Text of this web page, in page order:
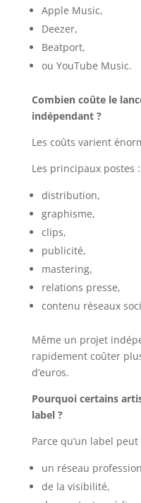
Apple Music,
Deezer,
Beatport,
ou YouTube Music.
Combien coûte le
indépendant ?
Les coûts varient
Les principaux postes :
distribution,
graphisme,
clips,
publicité,
mastering,
relations presse,
contenu réseaux
Même un projet
rapidement coûter
d’euros.
Pourquoi certains
label ?
Parce qu’un label
un réseau
de la visibilité,